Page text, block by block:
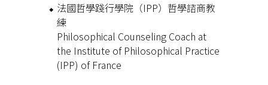
法國哲學踐行學院（IPP）哲學諮商教
練
Philosophical Counseling Coach at
the Institute of Philosophical Practice
(IPP) of France